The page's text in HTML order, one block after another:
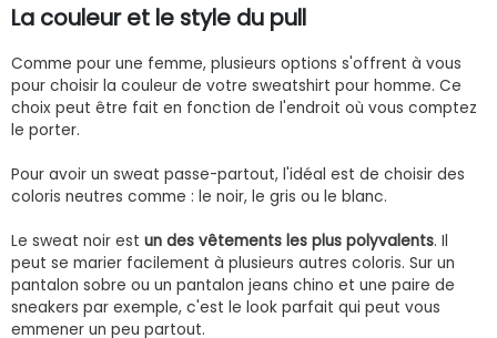
La couleur et le style du pull
Comme pour une femme, plusieurs options s'offrent à vous
pour choisir la couleur de votre sweatshirt pour homme. Ce
choix peut être fait en fonction de l'endroit où vous comptez
le porter.
Pour avoir un sweat passe-partout, l'idéal est de choisir des
coloris neutres comme : le noir, le gris ou le blanc.
Le sweat noir est un des vêtements les plus polyvalents. Il
peut se marier facilement à plusieurs autres coloris. Sur un
pantalon sobre ou un pantalon jeans chino et une paire de
sneakers par exemple, c'est le look parfait qui peut vous
emmener un peu partout.